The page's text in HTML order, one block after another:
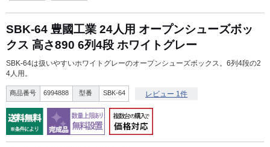
SBK-64 豊國工業 24人用 オープンシューズボッ
クス 高さ890 6列4段 ホワイトグレー
SBK-64は扱いやすいホワイトグレーのオープンシューズボックス。6列4段の2
4人用。
商品番号 6994888 型番 SBK-64 レビュー 1件